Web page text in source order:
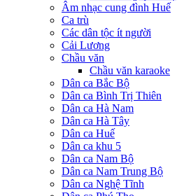
Âm nhạc cung đình Huế
Ca trù
Các dân tộc ít người
Cải Lương
Chầu văn
Chầu văn karaoke
Dân ca Bắc Bộ
Dân ca Bình Trị Thiên
Dân ca Hà Nam
Dân ca Hà Tây
Dân ca Huế
Dân ca khu 5
Dân ca Nam Bộ
Dân ca Nam Trung Bộ
Dân ca Nghệ Tĩnh